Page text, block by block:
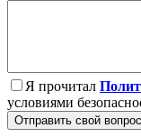
Я прочитал
условиями
Отправить свой вопрос